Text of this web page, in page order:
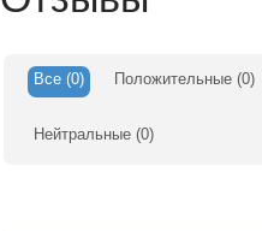
Все (0) Положительные(0)
Нейтральные(0)